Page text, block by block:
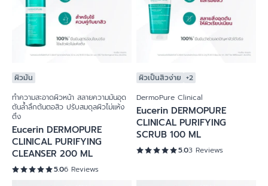
ผิวมัน
ทำความสะอาดผิวหน้า สลายความมันอุด
ตันล้ำลึกต้นตอสิว ปรับสมดุลผิวไม่แห้ง
ตึง
Eucerin DERMOPURE
CLINICAL PURIFYING
CLEANSER 200 ML
5.06 Reviews
ผิวเป็นสิวง่าย +2
DermoPure Clinical
Eucerin DERMOPURE
CLINICAL PURIFYING
SCRUB 100 ML
5.03 Reviews